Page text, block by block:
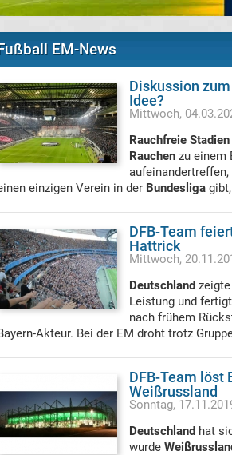
EM-News
Diskussion
Idee?
Mittwoch,
Rauchfreie Stadien
Rauchen zu einem
einzigen Verein in der Bundesliga
DFB-Team
Hattrick
Mittwoch,
Deutschland
Leistung und fertigt
nach frühem
Akteur. Bei der EM droht trotz
DFB-Team löst
Weißrussland
Sonntag,
Deutschland hat
wurde